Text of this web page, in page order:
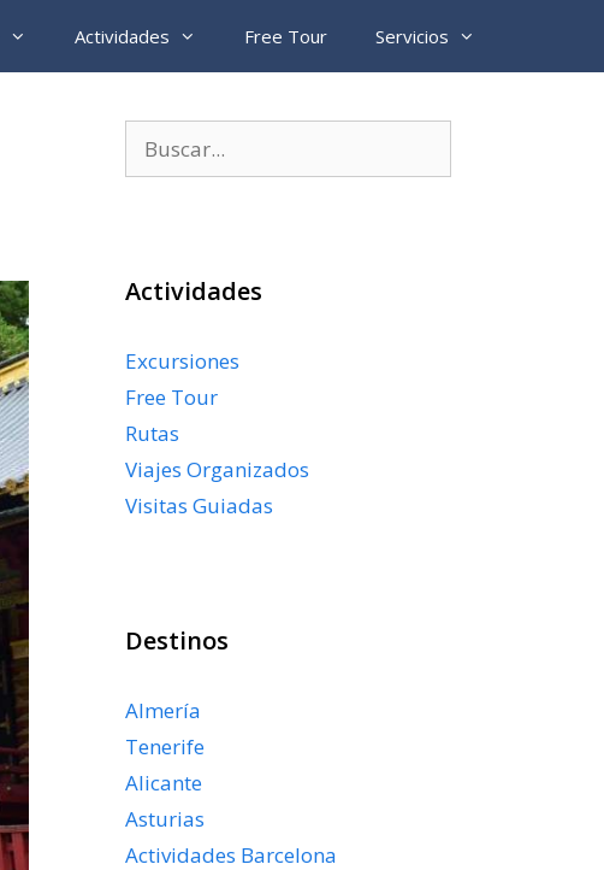
Actividades Free Tour Servicios
Actividades
Excursiones
Free Tour
Rutas
Viajes Organizados
Visitas Guiadas
Destinos
Almería
Tenerife
Alicante
Asturias
Actividades Barcelona